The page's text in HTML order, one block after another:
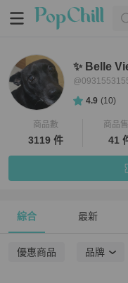
✨ Belle
@
4.9 (10)
商品數
3119 件
商品
41
綜合 最新
優惠商品 品牌